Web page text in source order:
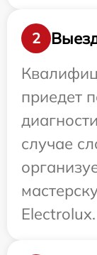
2
приедет
случае
Electrolux.